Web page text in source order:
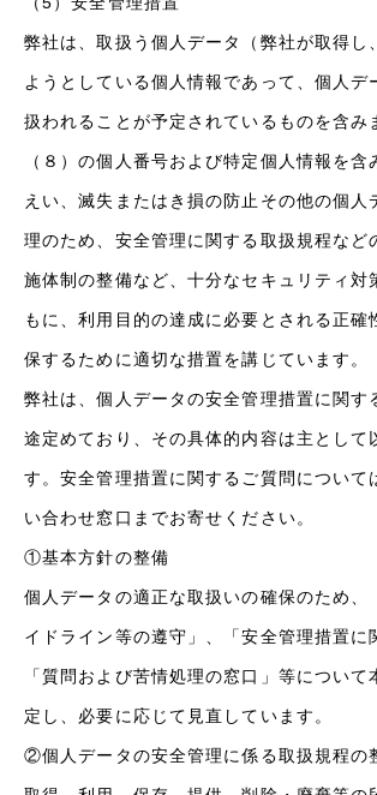
弊社は、取扱う個人データ（弊社が取得し
ようとしている個人情報であって、個人デ
扱われることが予定されているものを含み
（８）の個人番号および特定個人情報を含
えい、滅失またはき損の防止その他の個人
理のため、安全管理に関する取扱規程など
施体制の整備など、十分なセキュリティ対
もに、利用目的の達成に必要とされる正確
保するために適切な措置を講じています。
弊社は、個人データの安全管理措置に関す
途定めており、その具体的内容は主として
す。安全管理措置に関するご質問について
い合わせ窓口までお寄せください。
①基本方針の整備
個人データの適正な取扱いの確保のため、
イドライン等の遵守」、「安全管理措置に
「質問および苦情処理の窓口」等について
定し、必要に応じて見直しています。
②個人データの安全管理に係る取扱規程の